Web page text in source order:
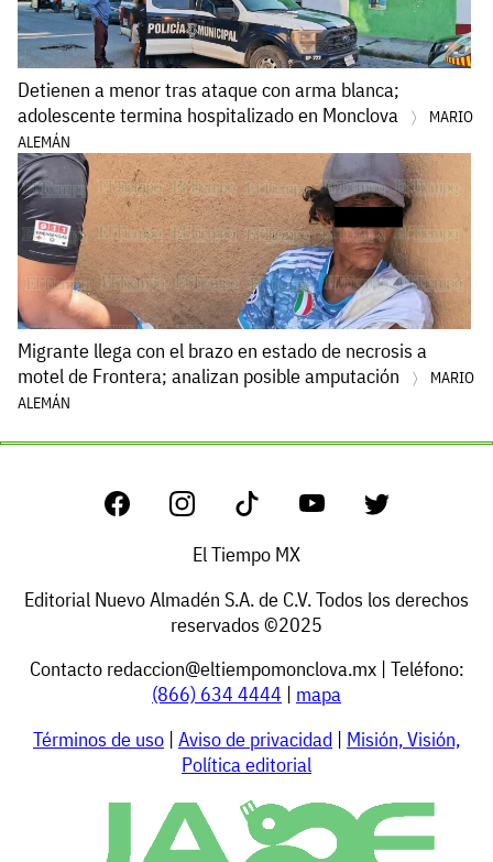
Detienen a menor tras ataque con arma blanca;
adolescente termina hospitalizado en Monclova
MARIO
ALEMÁN
Migrante llega con el brazo en estado de necrosis a
motel de Frontera; analizan posible amputación
MARIO
ALEMÁN
El Tiempo MX
Editorial Nuevo Almadén S.A. de C.V. Todos los derechos
reservados ©2025
Contacto redaccion@eltiempomonclova.mx| Teléfono:
(866) 634 4444 | mapa
Términos de uso | Aviso de privacidad | Misión, Visión,
Política editorial